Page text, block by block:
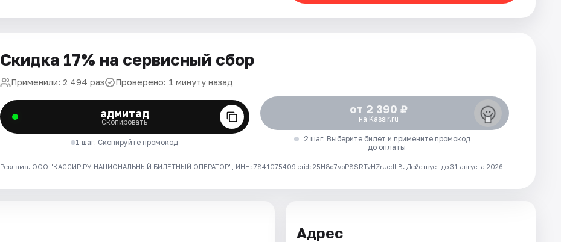
Скидка 17% на сервисный сбор
Применили: 2 494 раз Проверено: 1 минуту назад
адмитад
Скопировать
1 шаг. Скопируйте промокод
от 2 390 ₽
на Kassir.ru
2 шаг. Выберите билет и примените промокод
до оплаты
Реклама. ООО "КАССИР.РУ-НАЦИОНАЛЬНЫЙ БИЛЕТНЫЙ ОПЕРАТОР", ИНН: 7841075409 erid: 25H8d7vbP8SRTvHZrUcdLB. Действует до 31 августа 2026
Адрес